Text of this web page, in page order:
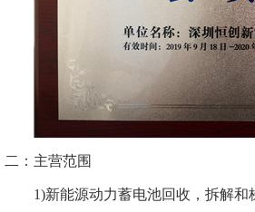
二：主营范围
1)新能源动力蓄电池回收，拆解和